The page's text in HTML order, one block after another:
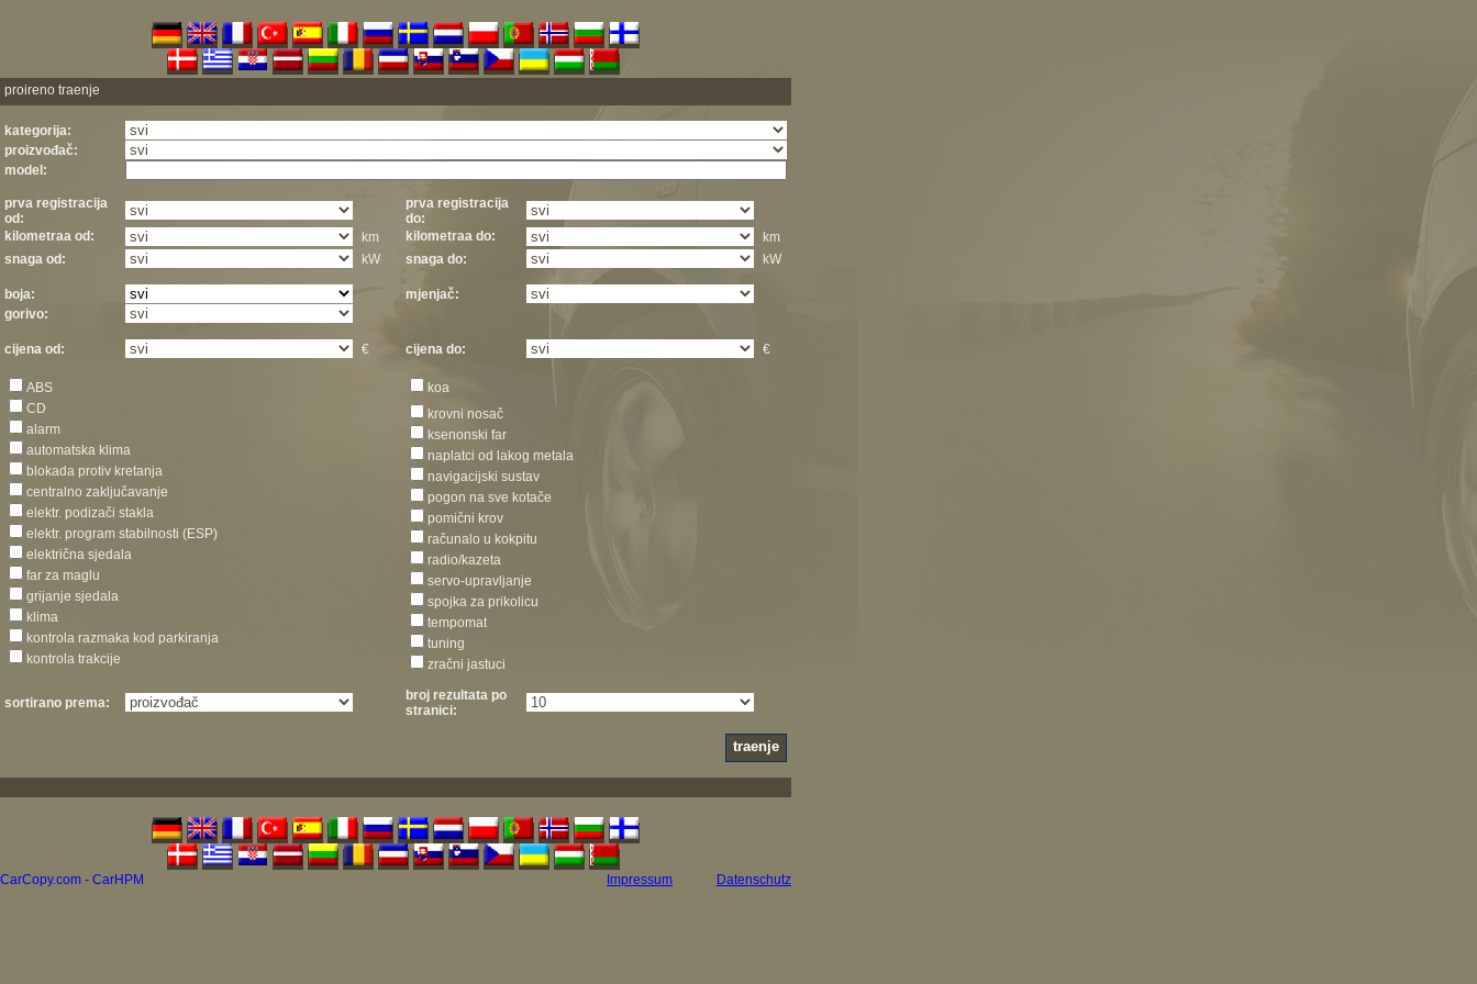
proireno traenje
kategorija:
proizvođač:
model:
prva registracija
od:
prva registracija
do:
kilometraa od:
km kilometraa do:
km
snaga od:
kW snaga do: kW
boja:
mjenjač:
gorivo:
cijena od: € cijena do: €
ABS
CD
alarm
automatska klima
blokada protiv kretanja
centralno zaključavanje
elektr. podizači stakla
elektr. program stabilnosti (ESP)
električna sjedala
far za maglu
grijanje sjedala
klima
kontrola razmaka kod parkiranja
kontrola trakcije
koa
krovni nosač
ksenonski far
naplatci od lakog metala
navigacijski sustav
pogon na sve kotače
pomični krov
računalo u kokpitu
radio/kazeta
servo-upravljanje
spojka za prikolicu
tempomat
tuning
zračni jastuci
sortirano prema:
broj rezultata po
stranici:
CarCopy.com - CarHPM Datenschutz
Impressum